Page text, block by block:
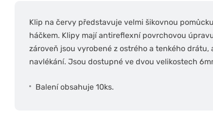
Klip na červy představuje velmi šikovnou
háčkem. Klipy mají antireflexní povrchovou
zároveň jsou vyrobené z ostrého a tenkého
navlékání. Jsou dostupné ve dvou velikostech
Balení obsahuje 10ks.